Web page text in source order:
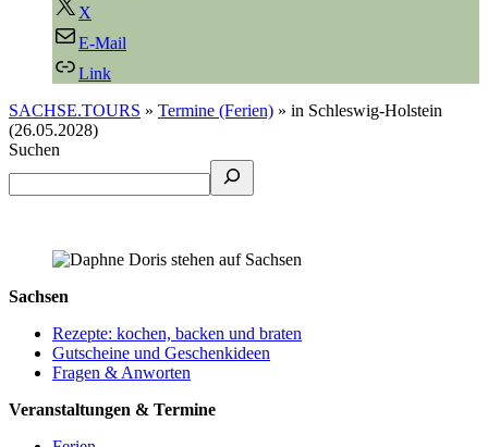
X
E-Mail
Link
SACHSE.TOURS » Termine (Ferien) » in Schleswig-Holstein
(26.05.2028)
Suchen
Sachsen
Rezepte: kochen, backen und braten
Gutscheine und Geschenkideen
Fragen & Anworten
Veranstaltungen & Termine